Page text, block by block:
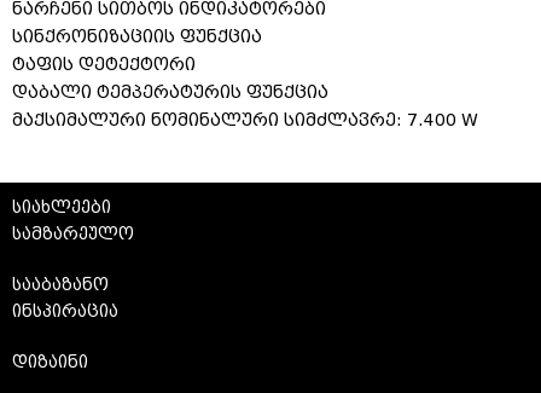
ნარჩენი სითბოს ინდიკატორები
სინქრონიზაციის ფუნქცია
ტაფის დეტექტორი
დაბალი ტემპერატურის ფუნქცია
მაქსიმალური ნომინალური სიმძლავრე: 7.400 W
სიახლეები
სამზარეულო
სააბაზანო
ინსპირაცია
დიზაინი